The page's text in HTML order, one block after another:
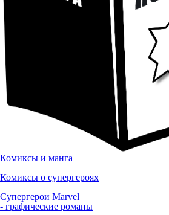
Комиксы и манга
Комиксы о супергероях
Супергерои Marvel
- графические романы